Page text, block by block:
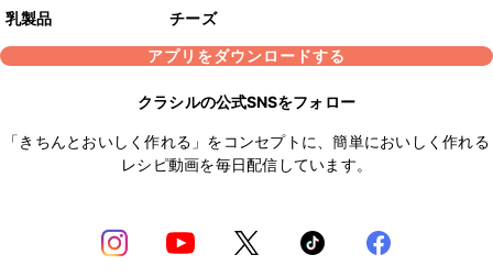
乳製品
チーズ
アプリをダウンロードする
クラシルの公式SNSをフォロー
「きちんとおいしく作れる」をコンセプトに、簡単においしく作れる
レシピ動画を毎日配信しています。